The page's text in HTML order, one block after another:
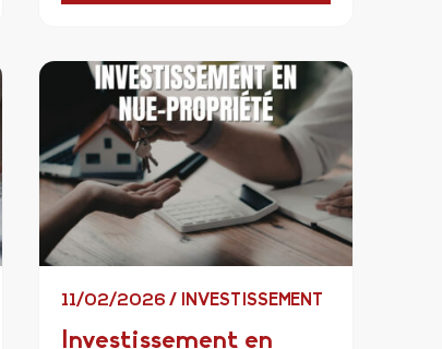
11/02/2026 / INVESTISSEMENT
Investissement en